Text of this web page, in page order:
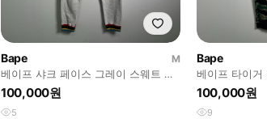
Bape
M
베이프 샤크 페이스 그레이 스웨트 조
거 팬츠 M
100,000원
5
Bape
베이프 타이거
XL
100,000원
9